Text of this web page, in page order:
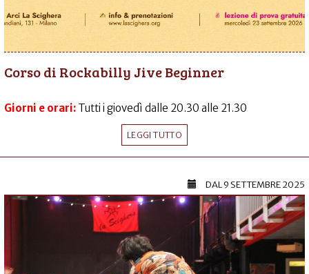
Corso di Rockabilly Jive Beginner
Giorni e orari: Tutti i giovedì dalle 20.30 alle 21.30
LEGGI TUTTO
DAL9 SETTEMBRE 2025